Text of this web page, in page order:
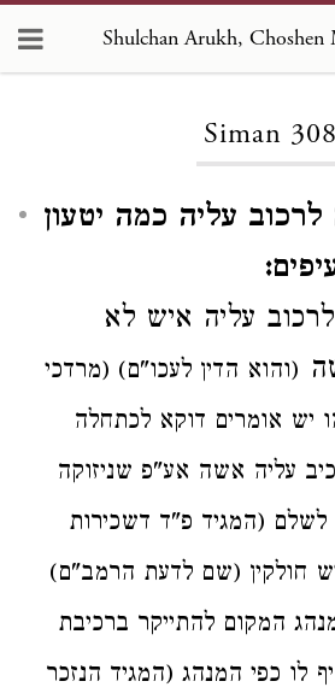
Siman 308
עליה כמה יטעון
עליה איש לא
(והוא הדין לעכו"ם) (מרדכי
יש אומרים דוקא לכתחלה
עליה אשה אע"פ שניזוקה
לשלם (המגיד פ"ד דשכירות
חולקין (שם לדעת הרמב"ם)
המקום להתייקר ברכיבת
לו כפי המנהג (המגיד הנזכר